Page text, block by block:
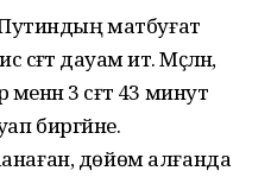
Путиндың матбуғат
дауам итә. Мәҫәлән,
3 сәғәт 43 минут
биргәйне.
дөйөм алғанда